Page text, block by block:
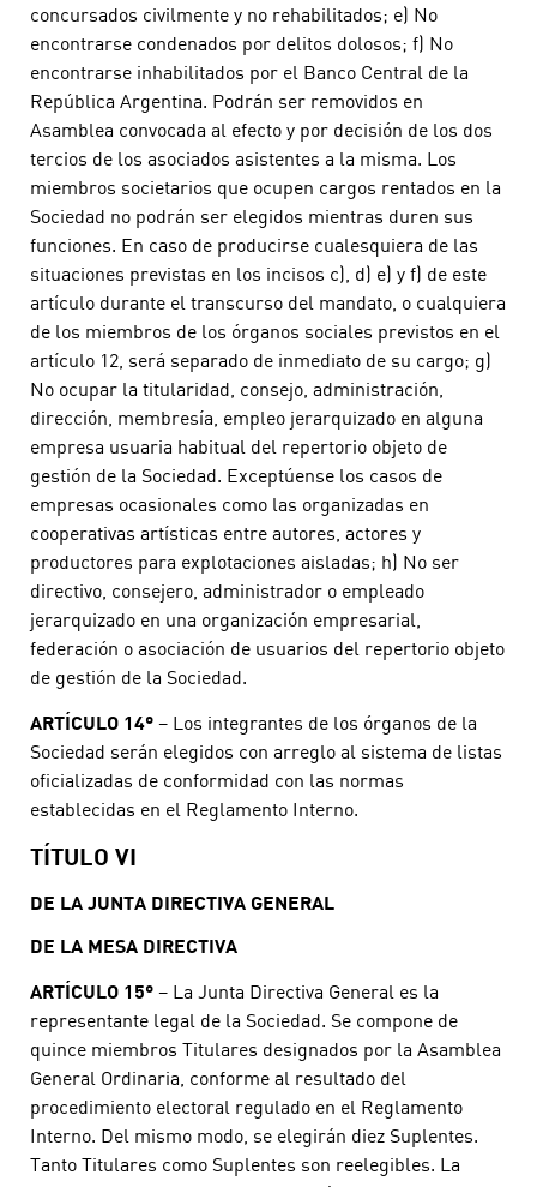
concursados civilmente y no rehabilitados; e) No
encontrarse condenados por delitos dolosos; f) No
encontrarse inhabilitados por el Banco Central de la
República Argentina. Podrán ser removidos en
Asamblea convocada al efecto y por decisión de los dos
tercios de los asociados asistentes a la misma. Los
miembros societarios que ocupen cargos rentados en la
Sociedad no podrán ser elegidos mientras duren sus
funciones. En caso de producirse cualesquiera de las
situaciones previstas en los incisos c), d) e) y f) de este
artículo durante el transcurso del mandato, o cualquiera
de los miembros de los órganos sociales previstos en el
artículo 12, será separado de inmediato de su cargo; g)
No ocupar la titularidad, consejo, administración,
dirección, membresía, empleo jerarquizado en alguna
empresa usuaria habitual del repertorio objeto de
gestión de la Sociedad. Exceptúense los casos de
empresas ocasionales como las organizadas en
cooperativas artísticas entre autores, actores y
productores para explotaciones aisladas; h) No ser
directivo, consejero, administrador o empleado
jerarquizado en una organización empresarial,
federación o asociación de usuarios del repertorio objeto
de gestión de la Sociedad.
ARTÍCULO 14º – Los integrantes de los órganos de la
Sociedad serán elegidos con arreglo al sistema de listas
oficializadas de conformidad con las normas
establecidas en el Reglamento Interno.
TÍTULO VI
DE LA JUNTA DIRECTIVA GENERAL
DE LA MESA DIRECTIVA
ARTÍCULO 15º – La Junta Directiva General es la
representante legal de la Sociedad. Se compone de
quince miembros Titulares designados por la Asamblea
General Ordinaria, conforme al resultado del
procedimiento electoral regulado en el Reglamento
Interno. Del mismo modo, se elegirán diez Suplentes.
Tanto Titulares como Suplentes son reelegibles. La